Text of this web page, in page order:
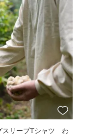
スリーブTシャツ わ